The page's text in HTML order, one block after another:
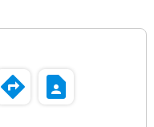
directions contact_page